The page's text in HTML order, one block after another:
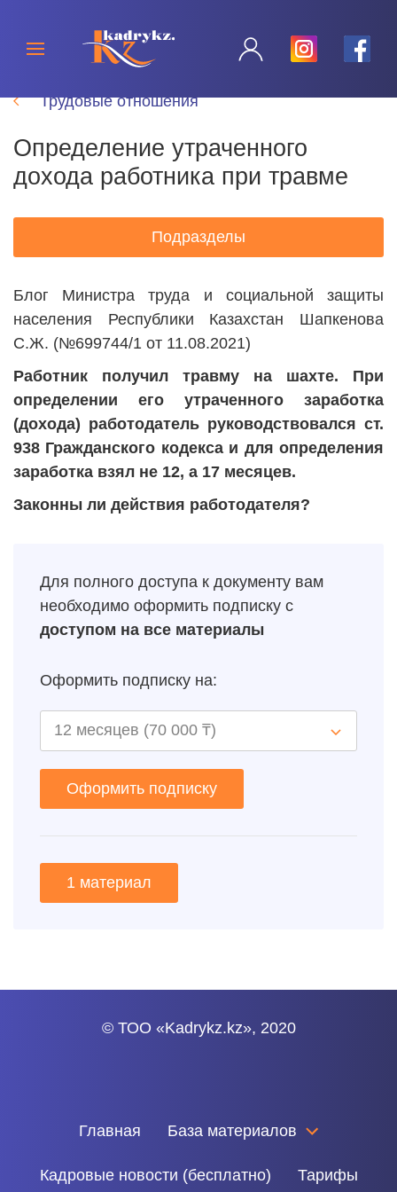
Трудовые отношения
Определение утраченного
дохода работника при травме
Подразделы
Блог Министра труда и социальной защиты
населения Республики Казахстан Шапкенова
С.Ж. (№699744/1 от 11.08.2021)
Работник получил травму на шахте. При
определении его утраченного заработка
(дохода) работодатель руководствовался ст.
938 Гражданского кодекса и для определения
заработка взял не 12, а 17 месяцев.
Законны ли действия работодателя?
Для полного доступа к документу вам
необходимо оформить подписку с
доступом на все материалы
Оформить подписку на:
Оформить подписку
1 материал
© ТОО «Kadrykz.kz», 2020
Главная База материалов
Кадровые новости (бесплатно) Тарифы